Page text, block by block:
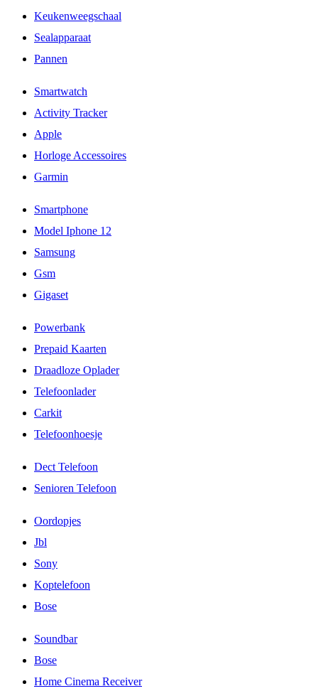
Keukenweegschaal
Sealapparaat
Pannen
Smartwatch
Activity Tracker
Apple
Horloge Accessoires
Garmin
Smartphone
Model Iphone 12
Samsung
Gsm
Gigaset
Powerbank
Prepaid Kaarten
Draadloze Oplader
Telefoonlader
Carkit
Telefoonhoesje
Dect Telefoon
Senioren Telefoon
Oordopjes
Jbl
Sony
Koptelefoon
Bose
Soundbar
Bose
Home Cinema Receiver